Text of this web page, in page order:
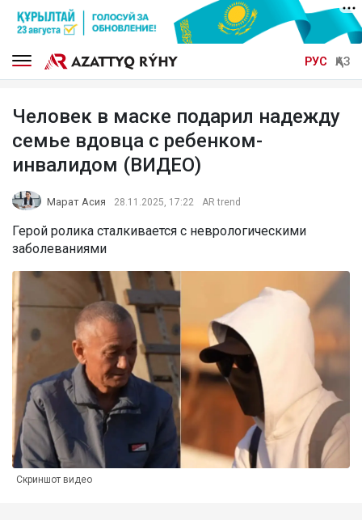
РУС ҚАЗ
Человек в маске подарил надежду
семье вдовца с ребенком-
инвалидом (ВИДЕО)
Марат Асия 28.11.2025, 17:22 AR trend
Герой ролика сталкивается с неврологическими
заболеваниями
Скриншот видео